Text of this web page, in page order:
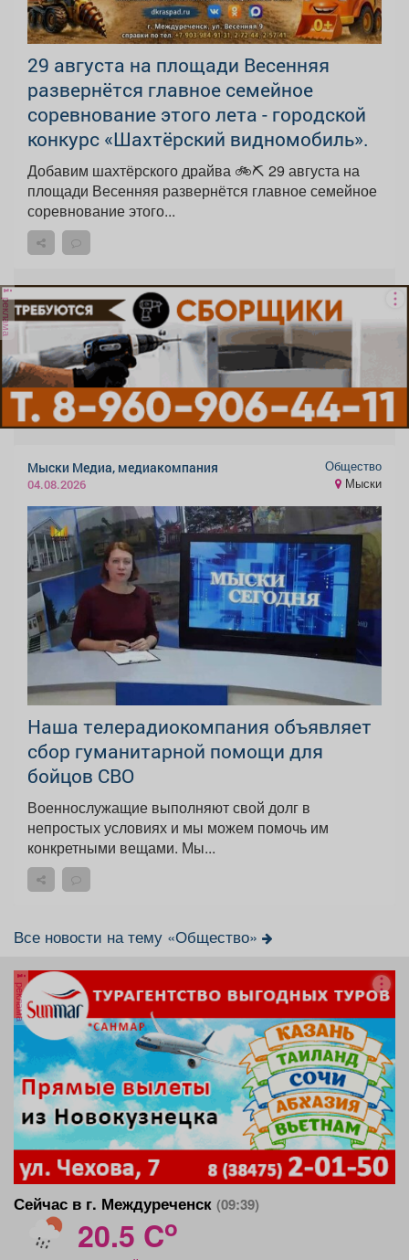
29 августа на площади Весенняя
развернётся главное семейное
соревнование этого лета - городской
конкурс «Шахтёрский видномобиль».
Добавим шахтёрского драйва 🚲⛏ 29 августа на
площади Весенняя развернётся главное семейное
соревнование этого...
реклама
Мыски Медиа, медиакомпания
04.08.2026
Общество
Мыски
Наша телерадиокомпания объявляет
сбор гуманитарной помощи для
бойцов СВО
Военнослужащие выполняют свой долг в
непростых условиях и мы можем помочь им
конкретными вещами. Мы...
Все новости на тему «Общество»
реклама
Сейчас в г. Междуреченск (09:39)
20.5 Co